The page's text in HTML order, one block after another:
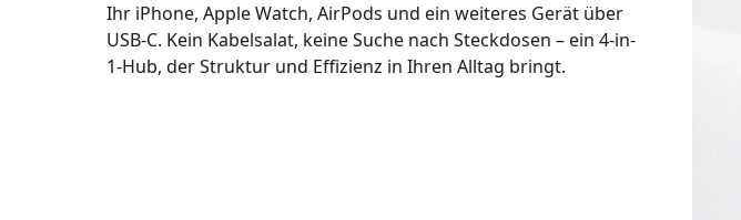
Ihr iPhone, Apple Watch, AirPods und ein weiteres Gerät über
USB-C. Kein Kabelsalat, keine Suche nach Steckdosen – ein 4-in-
1-Hub, der Struktur und Effizienz in Ihren Alltag bringt.